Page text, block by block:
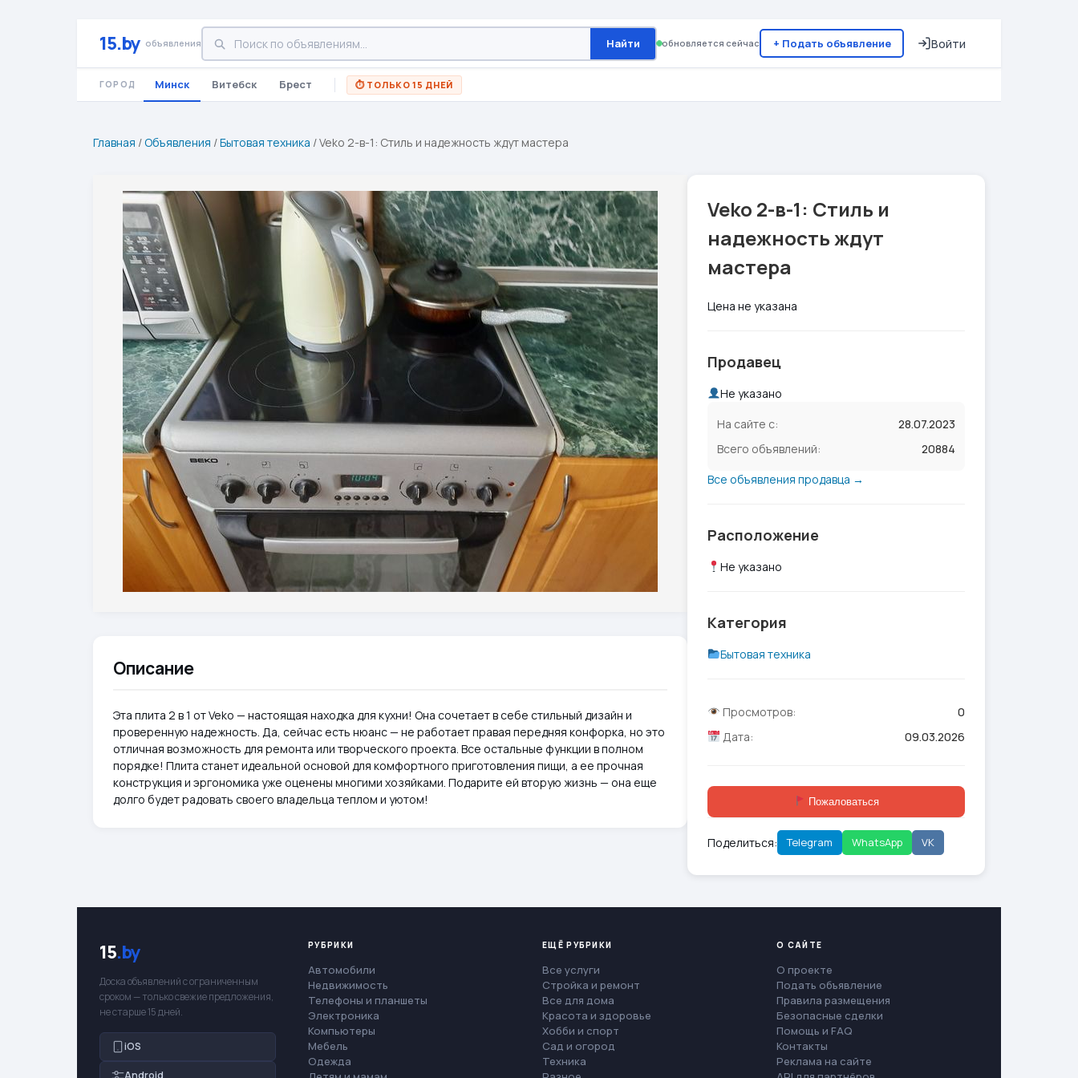
15.by объявления Найти обновляется сейчас + Подать объявление Войти
ГОРОД Минск Витебск Брест ⏱ ТОЛЬКО 15 ДНЕЙ
Главная /Объявления /Бытовая техника /Veko 2-в-1: Стиль и надежность ждут мастера
Описание
Эта плита 2 в 1 от Veko — настоящая находка для кухни! Она сочетает в себе стильный дизайн и
проверенную надежность. Да, сейчас есть нюанс — не работает правая передняя конфорка, но это
отличная возможность для ремонта или творческого проекта. Все остальные функции в полном
порядке! Плита станет идеальной основой для комфортного приготовления пищи, а ее прочная
конструкция и эргономика уже оценены многими хозяйками. Подарите ей вторую жизнь — она еще
долго будет радовать своего владельца теплом и уютом!
Veko 2-в-1: Стиль и
надежность ждут
мастера
Цена не указана
Продавец
Не указано
На сайте с:
28.07.2023
Всего объявлений:
20884
Все объявления продавца →
Расположение
Не указано
Категория
Бытовая техника
Просмотров:
0
Дата:
09.03.2026
Пожаловаться
Поделиться: Telegram WhatsApp VK
15.by
Доска объявлений с ограниченным
сроком — только свежие предложения,
не старше 15 дней.
iOS
Android
РУБРИКИ
Автомобили
Недвижимость
Телефоны и планшеты
Электроника
Компьютеры
Мебель
Одежда
ЕЩЁ РУБРИКИ
Все услуги
Стройка и ремонт
Все для дома
Красота и здоровье
Хобби и спорт
Сад и огород
Техника
О САЙТЕ
О проекте
Подать объявление
Правила размещения
Безопасные сделки
Помощь и FAQ
Контакты
Реклама на сайте